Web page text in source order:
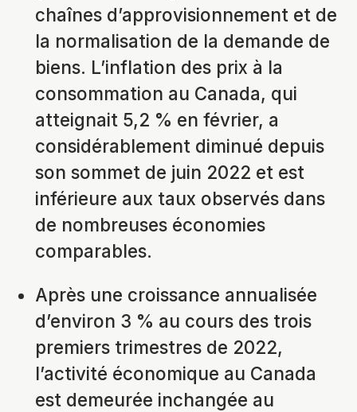
chaînes d’approvisionnement et de
la normalisation de la demande de
biens. L’inflation des prix à la
consommation au Canada, qui
atteignait 5,2 % en février, a
considérablement diminué depuis
son sommet de juin 2022 et est
inférieure aux taux observés dans
de nombreuses économies
comparables.
Après une croissance annualisée
d’environ 3 % au cours des trois
premiers trimestres de 2022,
l’activité économique au Canada
est demeurée inchangée au